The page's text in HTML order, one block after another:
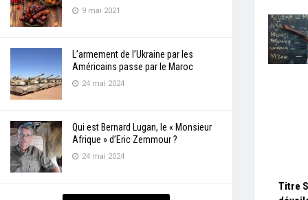
9 mai 2021
L’armement de l’Ukraine par les
Américains passe par le Maroc
24 mai 2024
Qui est Bernard Lugan, le « Monsieur
Afrique » d’Eric Zemmour ?
24 mai 2024
Titre